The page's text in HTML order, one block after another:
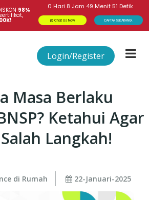
98% 0Hari 8Jam 49Menit 50 Detik
Chat Us Now DAFTAR SEKARANG!
Login/Register
Masa Berlaku
Ketahui Agar
Langkah!
di Rumah 22-Januari-2025